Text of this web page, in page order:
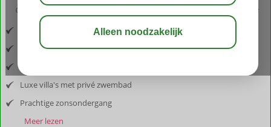
02:50 bewaar
Inclusief vlucht en huurauto
Gelegen nabij kustplaats Arillas
Luxe villa's met privé zwembad
Prachtige zonsondergang
Meer lezen